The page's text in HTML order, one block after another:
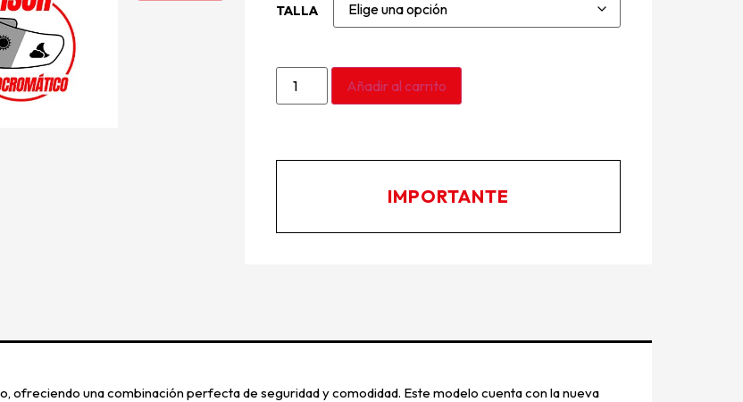
TALLA
Añadir al carrito
IMPORTANTE
ofreciendo una combinación perfecta de seguridad y comodidad. Este modelo cuenta con la nueva